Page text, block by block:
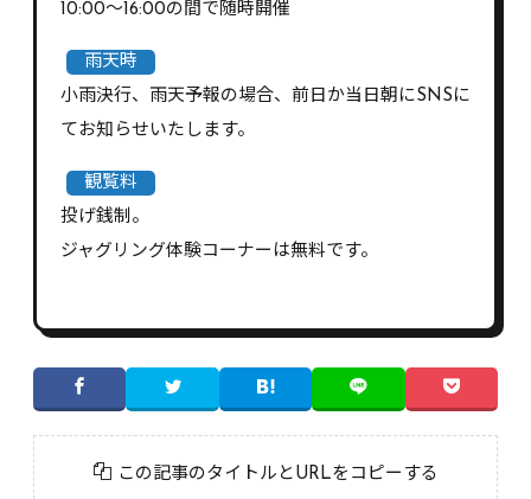
10:00〜16:00の間で随時開催
雨天時
小雨決行、雨天予報の場合、前日か当日朝にSNSに
てお知らせいたします。
観覧料
投げ銭制。
ジャグリング体験コーナーは無料です。
この記事のタイトルとURLをコピーする